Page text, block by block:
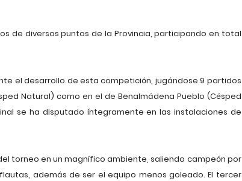
de diversos puntos de la Provincia, participando en total
el desarrollo de esta competición, jugándose 9 partidos
Natural) como en el de Benalmádena Pueblo (Césped
se ha disputado íntegramente en las instalaciones de
torneo en un magnífico ambiente, saliendo campeón por
además de ser el equipo menos goleado. El tercer